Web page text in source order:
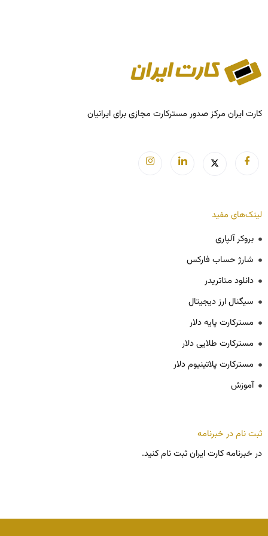
کارت ایران مرکز صدور مسترکارت مجازی برای ایرانیان
لینک‌های مفید
بروکر آلپاری
شارژ حساب فارکس
دانلود متاتریدر
سیگنال ارز دیجیتال
مسترکارت پایه دلار
مسترکارت طلایی دلار
مسترکارت پلاتینیوم دلار
آموزش
ثبت نام در خبرنامه
در خبرنامه کارت ایران ثبت نام کنید.